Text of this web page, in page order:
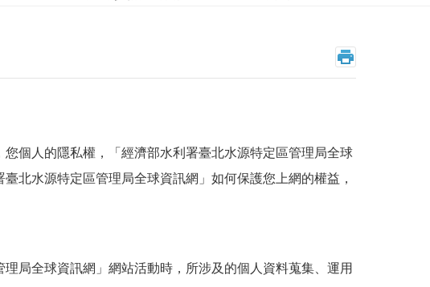
個人的隱私權，「經濟部水利署臺北水源特定區管理局全球
北水源特定區管理局全球資訊網」如何保護您上網的權益，
局全球資訊網」網站活動時，所涉及的個人資料蒐集、運用